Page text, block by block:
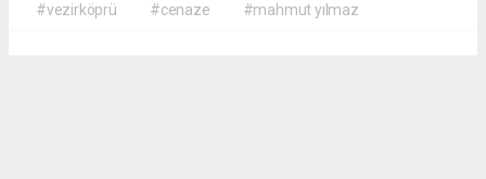
#vezirköprü #cenaze #mahmut yılmaz